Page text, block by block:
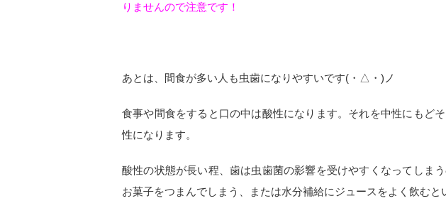
りませんので注意です！
あとは、間食が多い人も虫歯になりやすいです( ・△・ ) ノ
食事や間食をすると口の中は酸性になります。それを中性にもど
性になります。
酸性の状態が長い程、歯は虫歯菌の影響を受けやすくなってしま
お菓子をつまんでしまう、または水分補給にジュースをよく飲むと